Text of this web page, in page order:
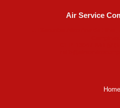
Air Service
Home